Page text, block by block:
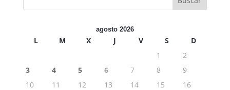
agosto 2026
L M X J V S
D
1
2
3
4 5 6 7 8
9
10
11 12 13 14 15
16